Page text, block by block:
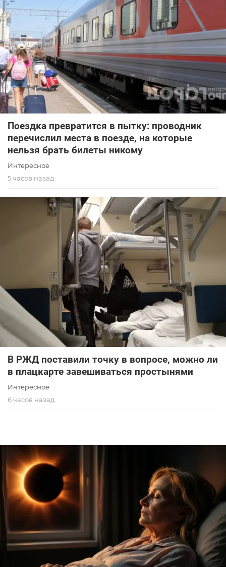
Поездка превратится в пытку: проводник
перечислил места в поезде, на которые
нельзя брать билеты никому
Интересное
5 часов назад
В РЖД поставили точку в вопросе, можно ли
в плацкарте завешиваться простынями
Интересное
6 часов назад